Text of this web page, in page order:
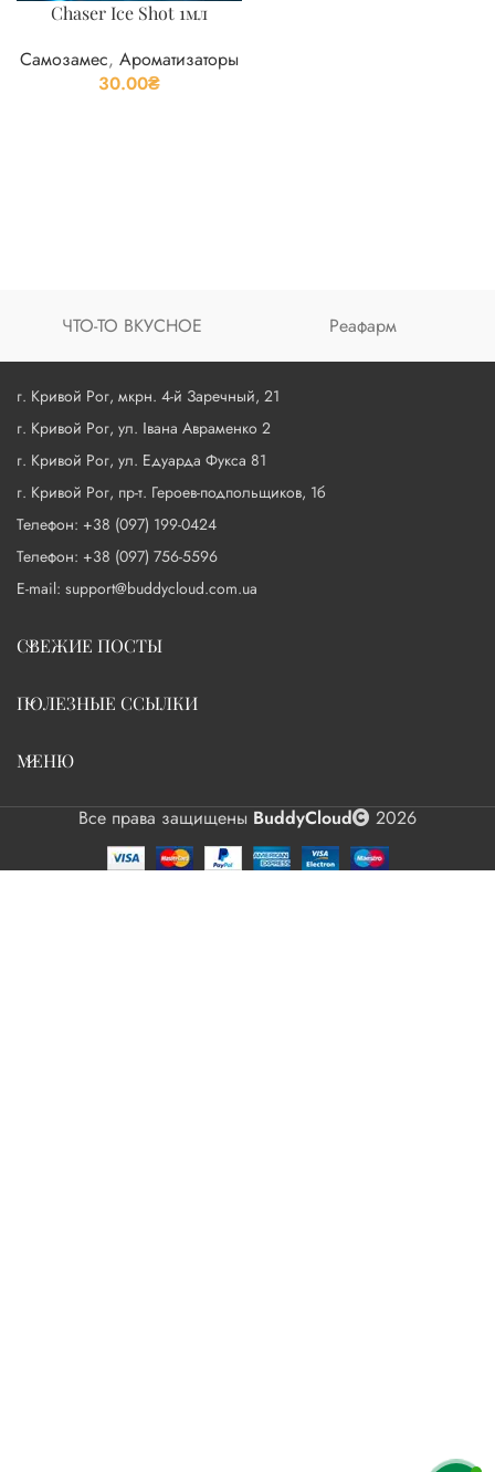
Chaser Ice Shot 1мл
Самозамес, Ароматизаторы
30.00₴
ЧТО-ТО ВКУСНОЕ Реафарм
г. Кривой Рог, мкрн. 4-й Заречный, 21
г. Кривой Рог, ул. Івана Авраменко 2
г. Кривой Рог, ул. Едуарда Фукса 81
г. Кривой Рог, пр-т. Героев-подпольщиков, 1б
Телефон: +38 (097) 199-0424
Телефон: +38 (097) 756-5596
E-mail: support@buddycloud.com.ua
СВЕЖИЕ ПОСТЫ
ПОЛЕЗНЫЕ ССЫЛКИ
МЕНЮ
Все права защищены BuddyCloud 2026